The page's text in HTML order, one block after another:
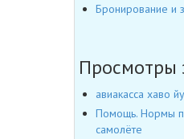
Бронирование и
Просмотры
авиакасса хаво
Помощь. Нормы
самолёте